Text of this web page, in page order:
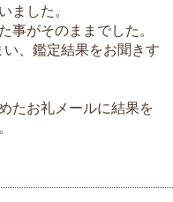
した。
事がそのままでした。
、鑑定結果をお聞きす
たお礼メールに結果を